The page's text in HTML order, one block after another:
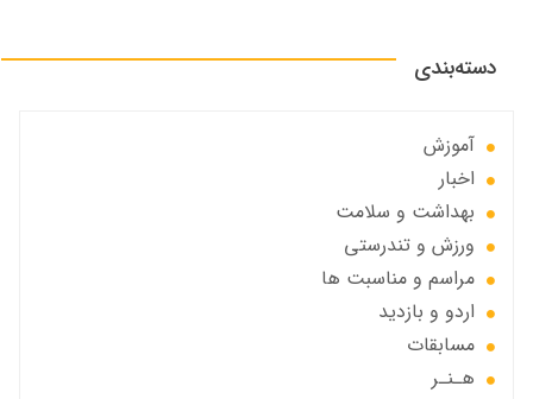
دسته‌بندی
آموزش
اخبار
بهداشت و سلامت
ورزش و تندرستی
مراسم و مناسبت ها
اردو و بازدید
مسابقات
هـنـر